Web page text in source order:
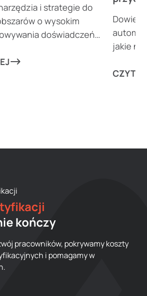
i strategie do
o wysokim
doświadczeń
jakie
kończy
pracowników, pokrywamy koszty
i pomagamy w